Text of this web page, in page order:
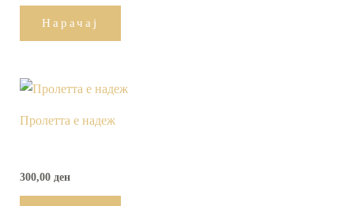
Нарачај
Пролетта е надеж
300,00 ден